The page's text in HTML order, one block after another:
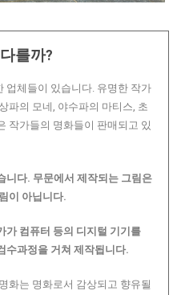
를까?
업체들이 있습니다. 유명한 작가
파의 모네, 야수파의 마티스, 초
작가들의 명화들이 판매되고 있
니다. 무문에서 제작되는 그림은
이 아닙니다.
가 컴퓨터 등의 디지털 기기를
수과정을 거쳐 제작됩니다.
화는 명화로서 감상되고 향유될